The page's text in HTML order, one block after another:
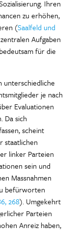
Ihren
zu erhöhen,
(Saalfeld und
Aufgaben
für die
unterschiedliche
je nach
Evaluationen
Da sich
scheint
staatlichen
linker Parteien
sein und
Massnahmen
befürworten
268). Umgekehrt
Parteien
Anreiz haben,